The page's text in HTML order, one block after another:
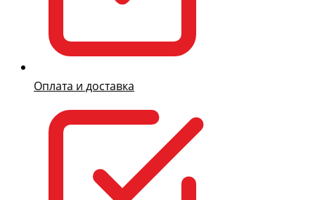
Оплата и доставка